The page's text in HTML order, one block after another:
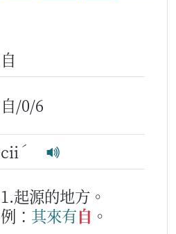
自
自/0/6
cii ˊ
1.起源的地方。
例： 其來有自 。